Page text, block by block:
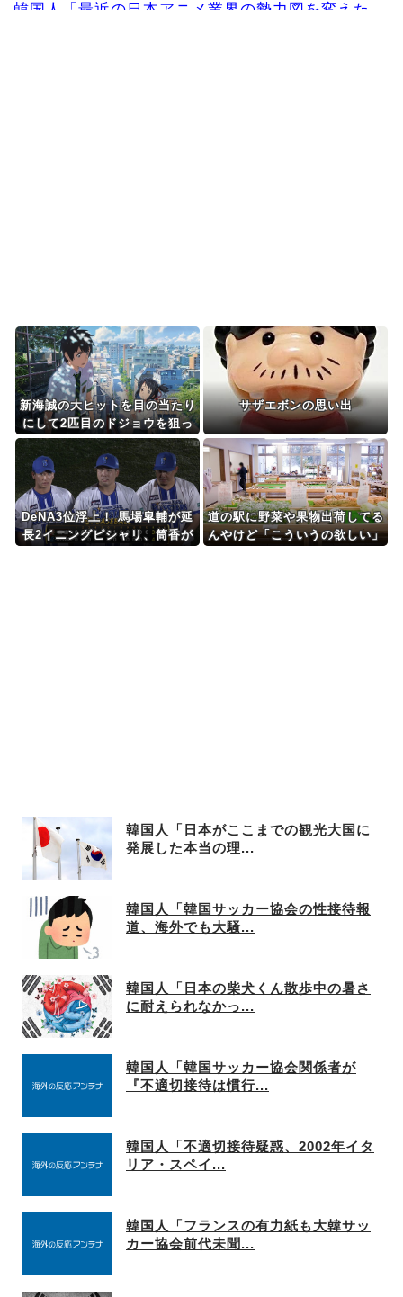
韓国人「最近の日本アニメ業界の勢力図を変えた
Powered by livedoor 相互RSS
新海誠の大ヒットを目の当たり
にして2匹目のドジョウを狙っ
たけど滑ったアニメ映画達、な
んやかんや面白いものもある説
サザエボンの思い出
DeNA3位浮上！ 馬場皐輔が延
長2イニングピシャリ、筒香が
道の駅に野菜や果物出荷してる
んやけど「こういうの欲しい」
韓国人「日本がここまでの観光大国に
発展した本当の理...
韓国人「韓国サッカー協会の性接待報
道、海外でも大騒...
韓国人「日本の柴犬くん散歩中の暑さ
に耐えられなかっ...
韓国人「韓国サッカー協会関係者が
『不適切接待は慣行...
韓国人「不適切接待疑惑、2002年イタ
リア・スペイ...
韓国人「フランスの有力紙も大韓サッ
カー協会前代未聞...